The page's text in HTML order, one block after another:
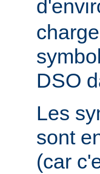
DSO
Les
sont
(car